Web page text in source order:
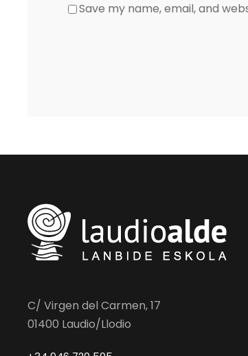
Save my name, email, and
C/ Virgen del Carmen, 17
01400 Laudio/Llodio